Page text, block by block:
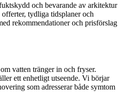
och bevarande av arkitektur
tydliga tidsplaner och
rekommendationer och prisförslag
vatten tränger in och fryser.
ett enhetligt utseende. Vi börjar
som adresserar både symtom